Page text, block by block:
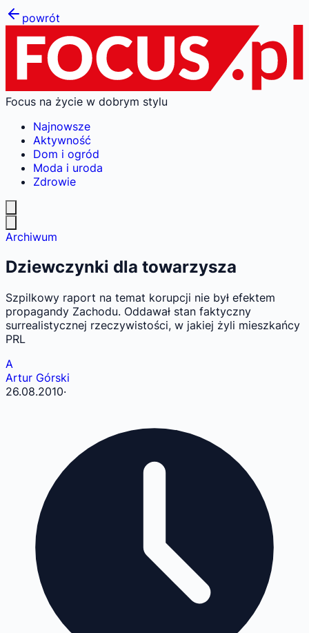
powrót
Focus na życie w dobrym stylu
Najnowsze
Aktywność
Dom i ogród
Moda i uroda
Zdrowie
Archiwum
Dziewczynki dla towarzysza
Szpilkowy raport na temat korupcji nie był efektem
propagandy Zachodu. Oddawał stan faktyczny
surrealistycznej rzeczywistości, w jakiej żyli mieszkańcy
PRL
A
Artur Górski
26.08.2010·